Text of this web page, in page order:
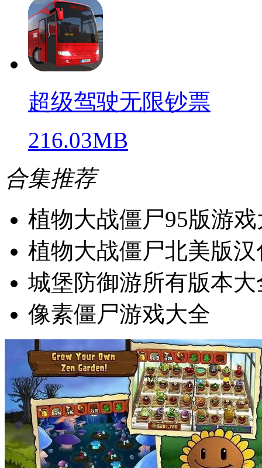
超级驾驶无限钞票
216.03MB
合集推荐
植物大战僵尸95版游
植物大战僵尸北美版
城堡防御游所有版本大
像素僵尸游戏大全